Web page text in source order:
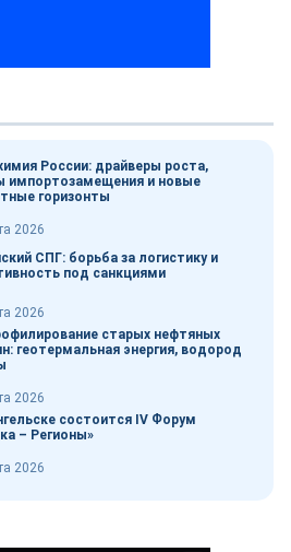
России: драйверы роста,
импортозамещения и новые
горизонты
2026
СПГ: борьба за логистику и
под санкциями
2026
старых нефтяных
геотермальная энергия, водород
2026
состоится IV Форум
– Регионы»
2026